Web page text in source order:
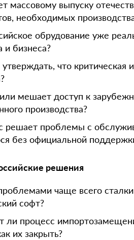
массовому выпуску
необходимых
обрудование уже
и бизнеса?
что критическая
мешает доступ к
производства?
решает проблемы с
без официальной
решения
чаще всего
софт?
ли процесс
их закрыть?